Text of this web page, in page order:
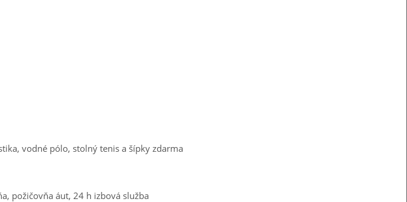
vodné pólo, stolný tenis a šípky zdarma
požičovňa áut, 24 h izbová služba